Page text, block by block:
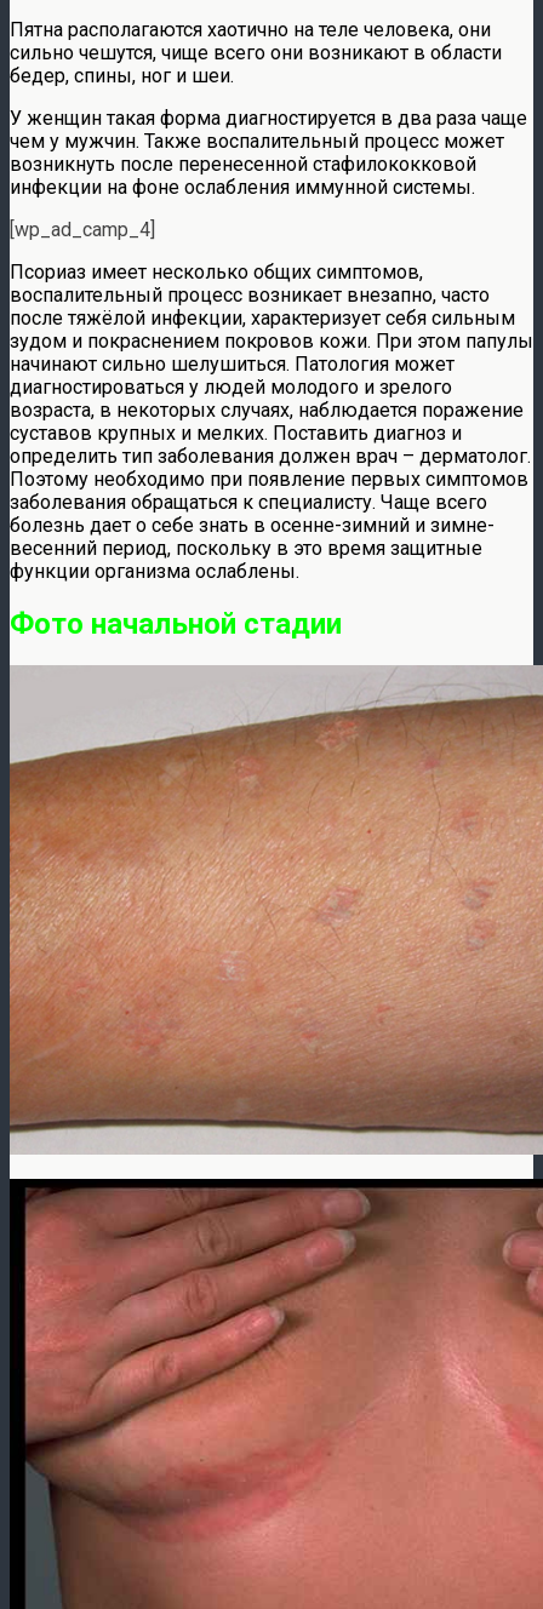
Пятна располагаются хаотично на теле человека, они
сильно чешутся, чище всего они возникают в области
бедер, спины, ног и шеи.
У женщин такая форма диагностируется в два раза чаще
чем у мужчин. Также воспалительный процесс может
возникнуть после перенесенной стафилококковой
инфекции на фоне ослабления иммунной системы.
[wp_ad_camp_4]
Псориаз имеет несколько общих симптомов,
воспалительный процесс возникает внезапно, часто
после тяжёлой инфекции, характеризует себя сильным
зудом и покраснением покровов кожи. При этом папулы
начинают сильно шелушиться. Патология может
диагностироваться у людей молодого и зрелого
возраста, в некоторых случаях, наблюдается поражение
суставов крупных и мелких. Поставить диагноз и
определить тип заболевания должен врач – дерматолог.
Поэтому необходимо при появление первых симптомов
заболевания обращаться к специалисту. Чаще всего
болезнь дает о себе знать в осенне-зимний и зимне-
весенний период, поскольку в это время защитные
функции организма ослаблены.
Фото начальной стадии